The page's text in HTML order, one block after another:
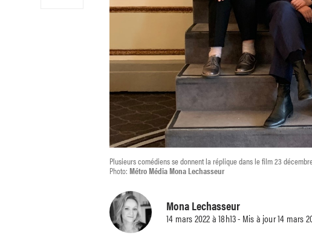
Plusieurs comédiens se donnent la réplique dans le film 23
Photo: Métro Média Mona Lechasseur
Mona Lechasseur
14 mars 2022 à 18h13 - Mis à jour 14 mars